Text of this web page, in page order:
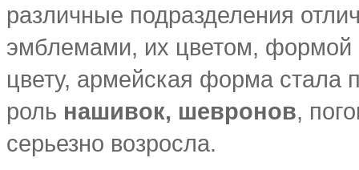
различные подразделения
эмблемами, их цветом, формой
цвету, армейская форма стала
роль нашивок, шевронов,
серьезно возросла.